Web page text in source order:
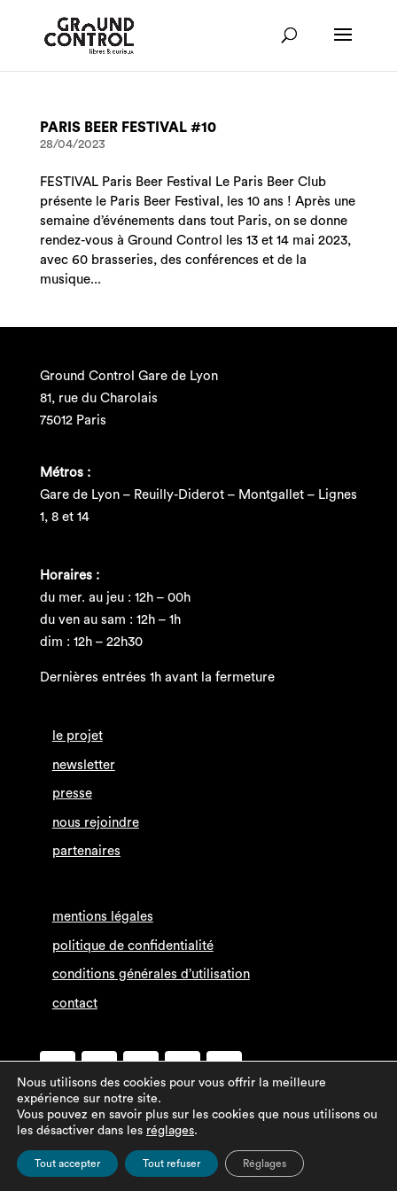
PARIS BEER FESTIVAL #10
28/04/2023
FESTIVAL Paris Beer Festival Le Paris Beer Club
présente le Paris Beer Festival, les 10 ans ! Après une
semaine d’événements dans tout Paris, on se donne
rendez-vous à Ground Control les 13 et 14 mai 2023,
avec 60 brasseries, des conférences et de la
musique...
Ground Control Gare de Lyon
81, rue du Charolais
75012 Paris
Métros :
Gare de Lyon – Reuilly-Diderot – Montgallet – Lignes
1, 8 et 14
Horaires :
du mer. au jeu : 12h – 00h
du ven au sam : 12h – 1h
dim : 12h – 22h30
Dernières entrées 1h avant la fermeture
le projet
newsletter
presse
nous rejoindre
partenaires
mentions légales
politique de confidentialité
conditions générales d’utilisation
contact
Nous utilisons des cookies pour vous offrir la meilleure
expérience sur notre site.
Vous pouvez en savoir plus sur les cookies que nous utilisons ou
les désactiver dans les réglages.
Tout accepter Tout refuser Réglages